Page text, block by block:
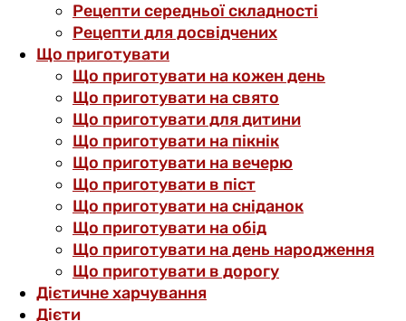
Рецепти середньої складності
Рецепти для досвідчених
Що приготувати
Що приготувати на кожен день
Що приготувати на свято
Що приготувати для дитини
Що приготувати на пікнік
Що приготувати на вечерю
Що приготувати в піст
Що приготувати на сніданок
Що приготувати на обід
Що приготувати на день народження
Що приготувати в дорогу
Дієтичне харчування
Дієти